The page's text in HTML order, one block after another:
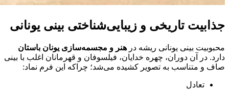
جذابیت تاریخی و زیبایی‌شناختی بینی یونانی
محبوبیت بینی یونانی ریشه در هنر و مجسمه‌سازی یونان باستان
دارد. در آن دوران، چهره خدایان، فیلسوفان و قهرمانان اغلب با بینی
صاف و متناسب به تصویر کشیده می‌شد؛ چراکه این فرم نماد:
تعادل